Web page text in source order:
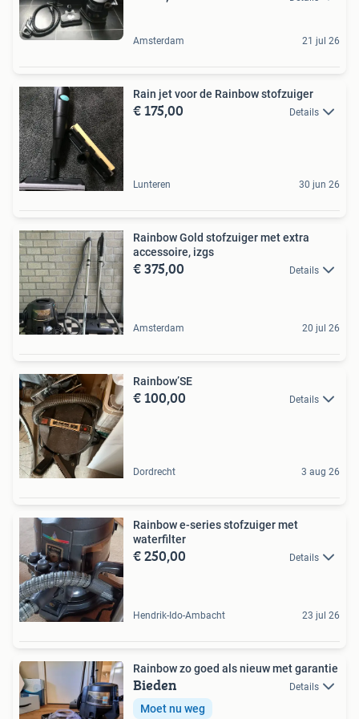
Amsterdam 21 jul 26
Rain jet voor de Rainbow stofzuiger
€ 175,00 Details
Lunteren 30 jun 26
Rainbow Gold stofzuiger met extra
accessoire, izgs
€ 375,00 Details
Amsterdam 20 jul 26
Rainbow’SE
€ 100,00 Details
Dordrecht 3 aug 26
Rainbow e-series stofzuiger met
waterfilter
€ 250,00 Details
Hendrik-Ido-Ambacht 23 jul 26
Rainbow zo goed als nieuw met garantie
Bieden Details
Moet nu weg